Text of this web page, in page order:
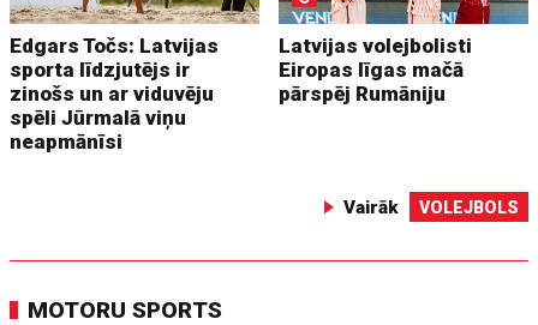
Edgars Točs: Latvijas
sporta līdzjutējs ir
zinošs un ar viduvēju
spēli Jūrmalā viņu
neapmānīsi
Latvijas volejbolisti
Eiropas līgas mačā
pārspēj Rumāniju
Vairāk VOLEJBOLS
MOTORU SPORTS